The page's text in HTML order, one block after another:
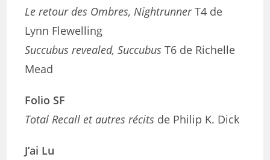
Le retour des Ombres, NightrunnerT4 de
Lynn Flewelling
Succubus revealed, Succubus T6 de Richelle
Mead
Folio SF
Total Recall et autres récits de Philip K. Dick
J’ai Lu